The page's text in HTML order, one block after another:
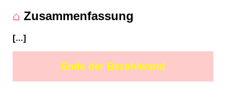
⌂ Zusammenfassung
[...]
Ende der Bezahlwand